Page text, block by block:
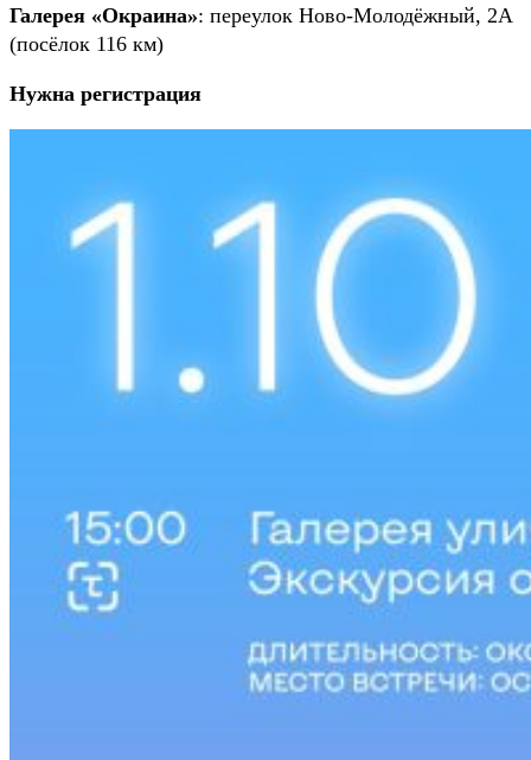
Галерея «Окраина»: переулок Ново-Молодёжный, 2А
(посёлок 116 км)
Нужна регистрация